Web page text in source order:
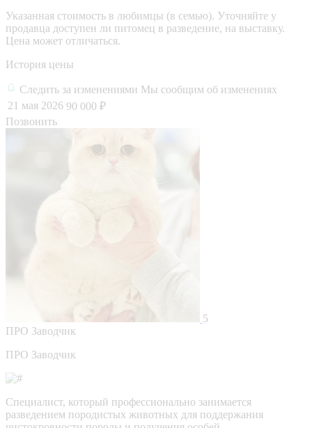
Указанная стоимость в любимцы (в семью). Уточняйте у
продавца доступен ли питомец в разведение, на выставку.
Цена может отличаться.
История цены
Следить за изменениями Мы сообщим об изменениях
21 мая 2026 90 000 ₽
Позвонить
5
ПРО Заводчик
ПРО Заводчик
Специалист, который профессионально занимается
разведением породистых животных для поддержания